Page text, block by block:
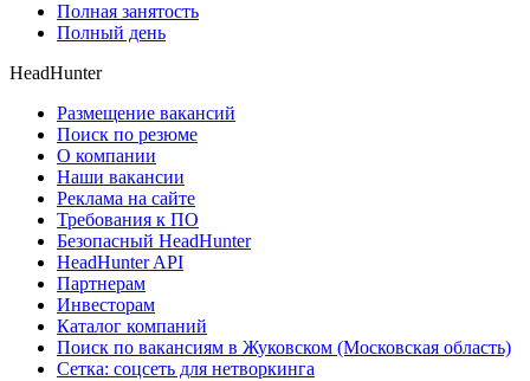
Полная занятость
Полный день
HeadHunter
Размещение вакансий
Поиск по резюме
О компании
Наши вакансии
Реклама на сайте
Требования к ПО
Безопасный HeadHunter
HeadHunter API
Партнерам
Инвесторам
Каталог компаний
Поиск по вакансиям в Жуковском (Московская область)
Сетка: соцсеть для нетворкинга